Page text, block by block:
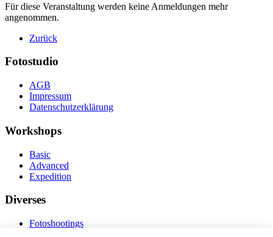
Für diese Veranstaltung werden keine Anmeldungen mehr
angenommen.
Zurück
Fotostudio
AGB
Impressum
Datenschutzerklärung
Workshops
Basic
Advanced
Expedition
Diverses
Fotoshootings